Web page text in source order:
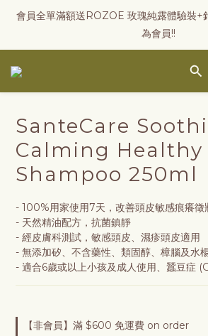
會員全單滿額送ROZOE 玫瑰純露體驗裝+
為會員!!
SanteCare
Calming Healthy
Shampoo 250ml
- 100%用家使用7天，改善頭皮敏感痕癢徵
- 天然精油配方，抗菌鎮靜
- 經皮膚科測試，敏感頭皮、濕疹頭皮適用
- 無添加矽、不含藥性、類固醇、樟腦及水
- 適合6歲或以上小孩及成人使用、蠶豆症
【非會員】滿 $600 免運費 on order